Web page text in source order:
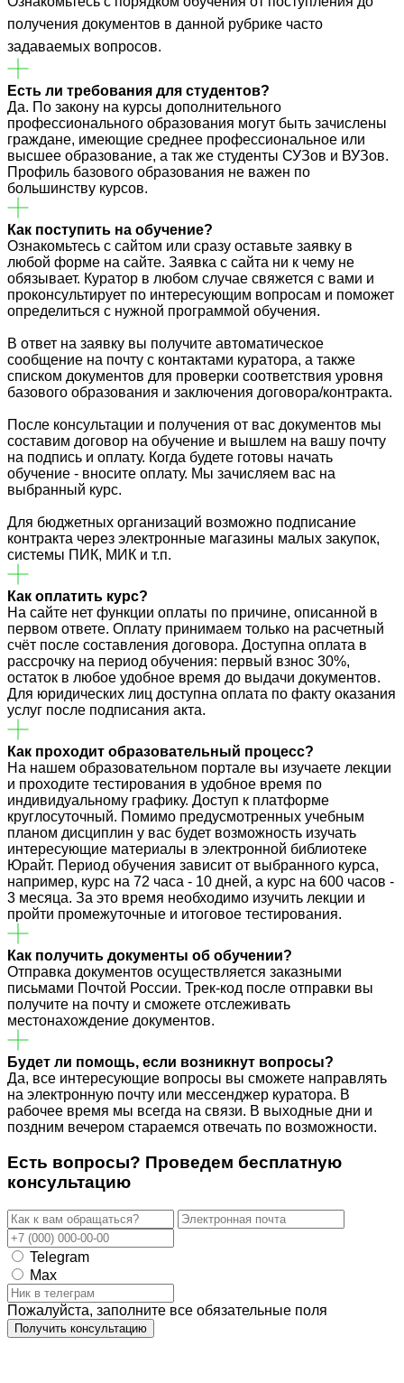
получения документов в данной рубрике часто
задаваемых вопросов.
Есть ли требования для студентов?
Да. По закону на курсы дополнительного
профессионального образования могут быть зачислены
граждане, имеющие среднее профессиональное или
высшее образование, а так же студенты СУЗов и ВУЗов.
Профиль базового образования не важен по
большинству курсов.
Как поступить на обучение?
Ознакомьтесь с сайтом или сразу оставьте заявку в
любой форме на сайте. Заявка с сайта ни к чему не
обязывает. Куратор в любом случае свяжется с вами и
проконсультирует по интересующим вопросам и поможет
определиться с нужной программой обучения.
В ответ на заявку вы получите автоматическое
сообщение на почту с контактами куратора, а также
списком документов для проверки соответствия уровня
базового образования и заключения договора/контракта.
После консультации и получения от вас документов мы
составим договор на обучение и вышлем на вашу почту
на подпись и оплату. Когда будете готовы начать
обучение - вносите оплату. Мы зачисляем вас на
выбранный курс.
Для бюджетных организаций возможно подписание
контракта через электронные магазины малых закупок,
системы ПИК, МИК и т.п.
Как оплатить курс?
На сайте нет функции оплаты по причине, описанной в
первом ответе. Оплату принимаем только на расчетный
счёт после составления договора. Доступна оплата в
рассрочку на период обучения: первый взнос 30%,
остаток в любое удобное время до выдачи документов.
Для юридических лиц доступна оплата по факту оказания
услуг после подписания акта.
Как проходит образовательный процесс?
На нашем образовательном портале вы изучаете лекции
и проходите тестирования в удобное время по
индивидуальному графику. Доступ к платформе
круглосуточный. Помимо предусмотренных учебным
планом дисциплин у вас будет возможность изучать
интересующие материалы в электронной библиотеке
Юрайт. Период обучения зависит от выбранного курса,
например, курс на 72 часа - 10 дней, а курс на 600 часов -
3 месяца. За это время необходимо изучить лекции и
пройти промежуточные и итоговое тестирования.
Как получить документы об обучении?
Отправка документов осуществляется заказными
письмами Почтой России. Трек-код после отправки вы
получите на почту и сможете отслеживать
местонахождение документов.
Будет ли помощь, если возникнут вопросы?
Да, все интересующие вопросы вы сможете направлять
на электронную почту или мессенджер куратора. В
рабочее время мы всегда на связи. В выходные дни и
поздним вечером стараемся отвечать по возможности.
Есть вопросы? Проведем бесплатную
консультацию
Telegram
Max
Пожалуйста, заполните все обязательные поля
Получить консультацию